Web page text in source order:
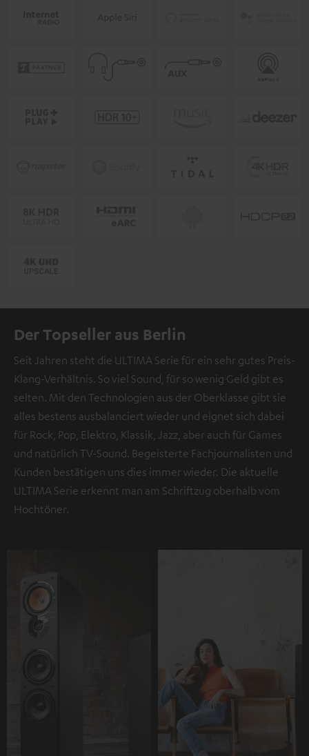
Der Topseller aus Berlin
Seit Jahren steht die ULTIMA Serie für ein sehr gutes Preis-
Klang-Verhältnis. So viel Sound, für so wenig Geld gibt es
selten. Mit den Technologien aus der Oberklasse gibt sie
alles bestens ausbalanciert wieder und eignet sich dabei
für Rock, Pop, Elektro, Klassik, Jazz, aber auch für Games
und natürlich TV-Sound. Begeisterte Fachjournalisten und
Kunden bestätigen uns dies immer wieder. Die aktuelle
ULTIMA Serie erkennt man am Schriftzug oberhalb vom
Hochtöner.